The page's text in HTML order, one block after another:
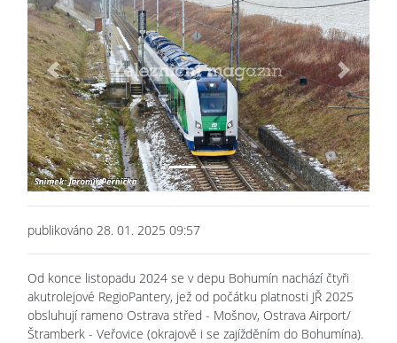
Previous Next
publikováno 28. 01. 2025 09:57
Od konce listopadu 2024 se v depu Bohumín nachází čtyři
akutrolejové RegioPantery, jež od počátku platnosti JŘ 2025
obsluhují rameno Ostrava střed - Mošnov, Ostrava Airport/
Štramberk - Veřovice (okrajově i se zajížděním do Bohumína).